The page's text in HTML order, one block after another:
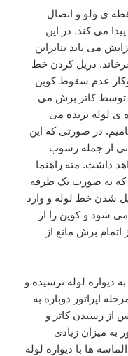
ی ولو و اتصال
می کند. در این
می یابد بنابراین
دریل کردن خط
عدم سقوط کوپن
توسط کاتر برش می
ی لوله بریده می
در صورتی که این
از جمله رسوب
داشت. مته راهنما
که به صورت یک طرفه
شدن خط لوله و وارد
شود و کوپن را از
برش مانع از
دیواره لوله نرسیده و
اپراتور دوباره به
از رسیدن کاتر و
به میزان زیادی
ها با دیواره لوله